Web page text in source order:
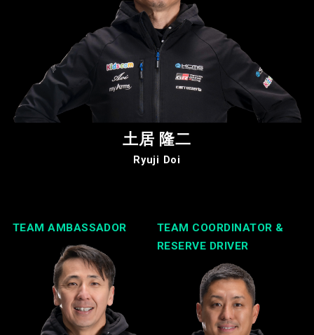
土居 隆二
Ryuji Doi
TEAM AMBASSADOR
TEAM COORDINATOR &
RESERVE DRIVER